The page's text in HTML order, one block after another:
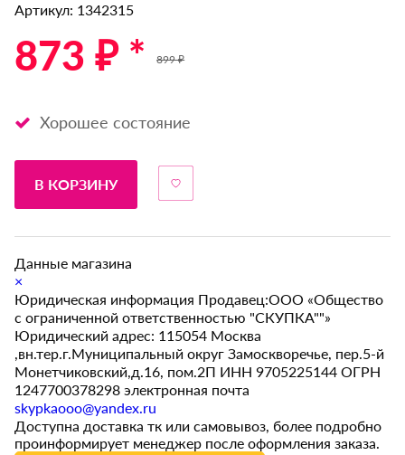
Артикул: 1342315
873 ₽ * 899 ₽
Хорошее состояние
В КОРЗИНУ
Данные магазина
×
Юридическая информация Продавец:ООО «Общество
с ограниченной ответственностью "СКУПКА""»
Юридический адрес: 115054 Москва
,вн.тер.г.Муниципальный округ Замоскворечье, пер.5-й
Монетчиковский,д.16, пом.2П ИНН 9705225144 ОГРН
1247700378298 электронная почта
skypkaooo@yandex.ru
Доступна доставка тк или самовывоз, более подробно
проинформирует менеджер после оформления заказа.